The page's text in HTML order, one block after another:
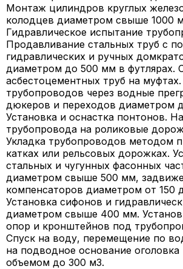
Монтаж цилиндров круглых
колодцев диаметром свыше 1000
Гидравлическое испытание
Продавливание стальных труб с
гидравлических и ручных
диаметром до 500 мм в футлярах.
асбестоцементных труб на муфтах.
трубопроводов через водные
дюкеров и переходов диаметром
Установка и оснастка понтонов.
трубопровода на роликовые
Укладка трубопроводов методом
катках или рельсовых дорожках.
стальных и чугунных фасонных
диаметром свыше 500 мм,
компенсаторов диаметром от 150
Установка сифонов и
диаметром свыше 400 мм.
опор и кронштейнов под
Спуск на воду, перемещение по
на подводное основание
объемом до 300 м3.